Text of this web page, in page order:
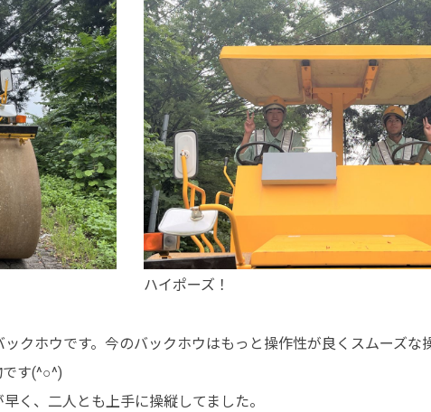
ハイポーズ！
クホウです。今のバックホウはもっと操作性が良くスムーズな
す(^○^)
く、二人とも上手に操縦してました。